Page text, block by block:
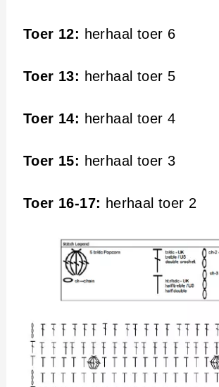
Toer 12: herhaal toer 6
Toer 13: herhaal toer 5
Toer 14: herhaal toer 4
Toer 15: herhaal toer 3
Toer 16-17: herhaal toer 2